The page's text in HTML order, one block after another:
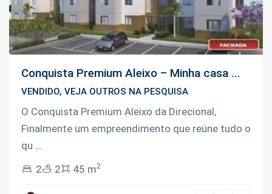
Conquista Premium Aleixo – Minha casa ...
VENDIDO, VEJA OUTROS NA PESQUISA
O Conquista Premium Aleixo da Direcional,
Finalmente um empreendimento que reúne tudo o
qu ...
2
2 45 m2